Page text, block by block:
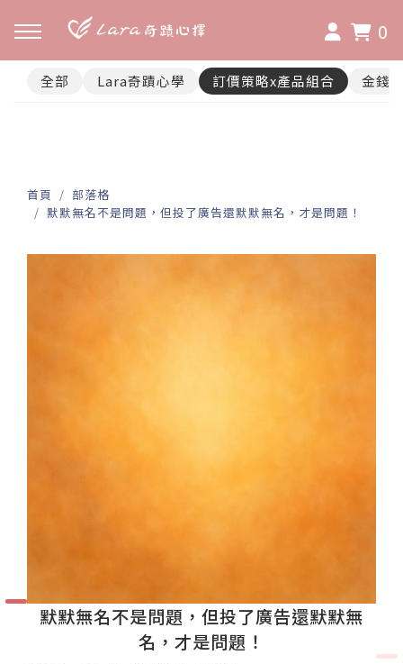
0
全部 Lara奇蹟心學 訂價策略x產品組合 金錢
首頁
部落格
默默無名不是問題，但投了廣告還默默無名，才是問題！
默默無名不是問題，但投了廣告還默默無
名，才是問題！